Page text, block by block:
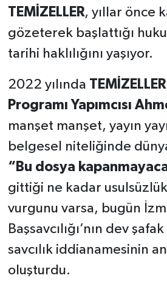
TEMİZELLER, yıllar önce
gözeterek başlattığı
tarihi haklılığını yaşıyor.
2022 yılında
Programı Yapımcısı
manşet manşet, yayın
belgesel niteliğinde
“Bu dosya
gittiği ne kadar
vurgunu varsa, bugün
Başsavcılığı’nın dev
savcılık iddianamesinin
oluşturdu.